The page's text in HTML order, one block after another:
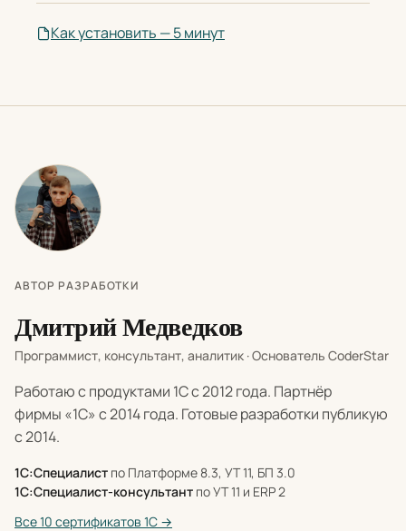
Как установить — 5 минут
АВТОР РАЗРАБОТКИ
Дмитрий Медведков
Программист, консультант, аналитик · Основатель CoderStar
Работаю с продуктами 1С с 2012 года. Партнёр
фирмы «1С» с 2014 года. Готовые разработки публикую
с 2014.
1С:Специалист по Платформе 8.3, УТ 11, БП 3.0
1С:Специалист-консультант по УТ 11 и ERP 2
Все 10 сертификатов 1С →